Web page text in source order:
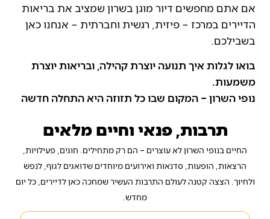
אם אתם מחפשים דיור מוגן בשרון שמציב את בריאות
הדיירים במרכז – פיזית, רגשית וחברתית – אנחנו כאן
בשבילכם.
בואו לגלות איך תנועה יוצרת קהילה, ובריאות יוצרת
משמעות.
נופי השרון – המקום שבו כל תזוזה היא התחלה חדשה
תרבות, פנאי וחיים מלאים
החיים בנופי השרון לא עוצרים – הם רק מתחילים. חוגים, פעילויות,
הרצאות, הופעות, סדנאות ואירועים מיוחדים שדואגים לגוף, לנפש
ולחיוך. הצצה קטנה לעולם התרבות העשיר שמחכה כאן לדיירים, כל יום
מחדש.